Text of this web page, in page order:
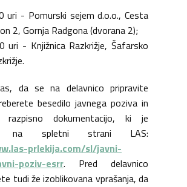
uri - Pomurski sejem d.o.o., Cesta
2, Gornja Radgona (dvorana 2);
uri - Knjižnica Razkrižje, Šafarsko
da se na delavnico pripravite
besedilo javnega poziva in
razpisno dokumentacijo, ki je
na spletni strani LAS:
prlekija.com/sl/javni-
poziv-esrr. Pred delavnico
tudi že izoblikovana vprašanja, da